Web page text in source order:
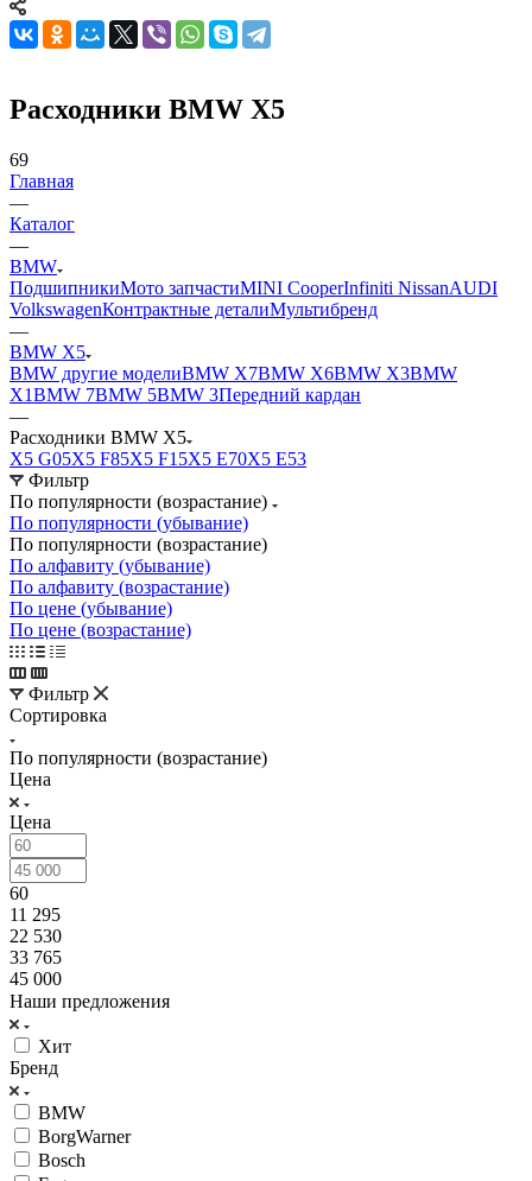
Расходники BMW X5
69
Главная
—
Каталог
—
BMW
ПодшипникиМото запчастиMINI CooperInfiniti NissanAUDI
VolkswagenКонтрактные деталиМультибренд
—
BMW X5
BMW другие моделиBMW X7BMW X6BMW X3BMW
X1BMW 7BMW 5BMW 3Передний кардан
—
Расходники BMW X5
X5 G05X5 F85X5 F15X5 E70X5 E53
Фильтр
По популярности (возрастание)
По популярности (убывание)
По популярности (возрастание)
По алфавиту (убывание)
По алфавиту (возрастание)
По цене (убывание)
По цене (возрастание)
Фильтр
Сортировка
По популярности (возрастание)
Цена
Цена
60
11 295
22 530
33 765
45 000
Наши предложения
Хит
Бренд
BMW
BorgWarner
Bosch